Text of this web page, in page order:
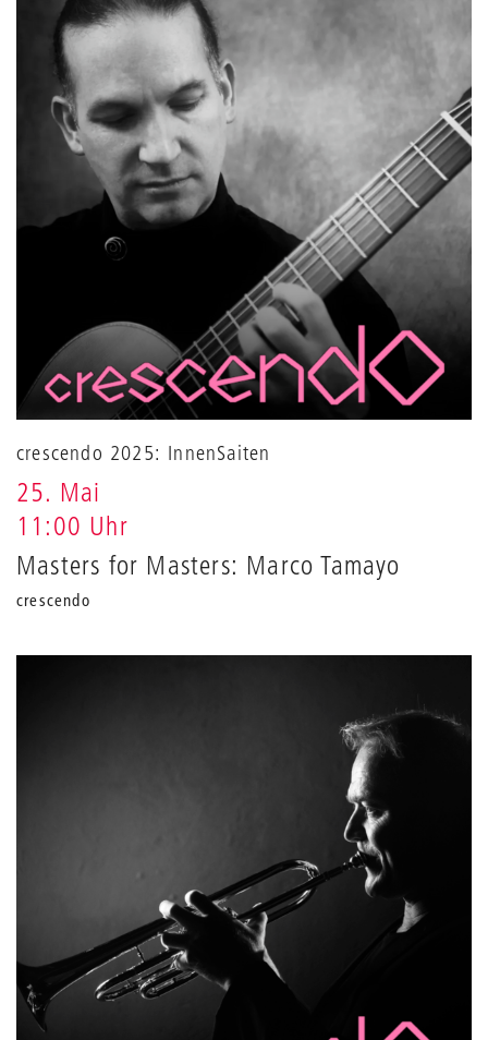
crescendo 2025: InnenSaiten
25. Mai
11:00 Uhr
Masters for Masters: Marco Tamayo
crescendo